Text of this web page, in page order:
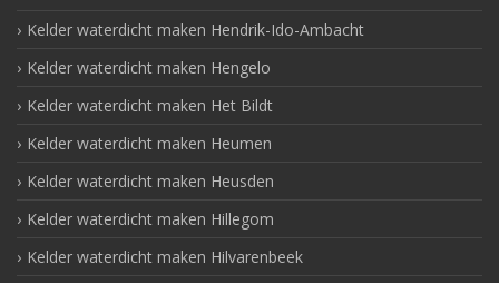
Kelder waterdicht maken Hendrik-Ido-Ambacht
Kelder waterdicht maken Hengelo
Kelder waterdicht maken Het Bildt
Kelder waterdicht maken Heumen
Kelder waterdicht maken Heusden
Kelder waterdicht maken Hillegom
Kelder waterdicht maken Hilvarenbeek